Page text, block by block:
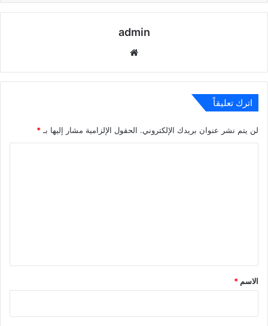
admin
اترك تعليقاً
لن يتم نشر عنوان بريدك الإلكتروني. الحقول الإلزامية مشار إليها بـ *
*
الاسم *